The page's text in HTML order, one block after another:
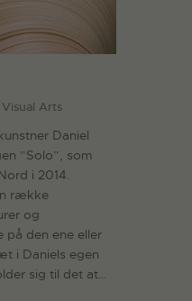
Arts
Daniel
”Solo”, som
i 2014.
række
og
på den ene eller
i Daniels egen
sig til det at…